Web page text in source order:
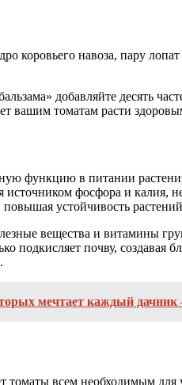
коровьего навоза, пару
добавляйте десять
вашим томатам расти
функцию в питании
источником фосфора и
устойчивость
вещества и витамины
почву, создавая
мечтает каждый
томаты всем необходимым